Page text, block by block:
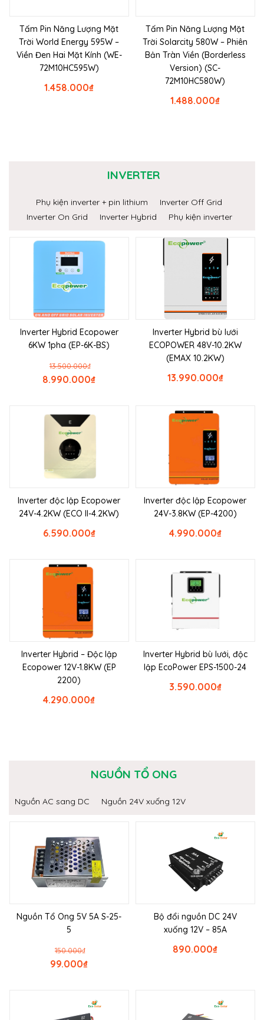
Tấm Pin Năng Lượng Mặt
Trời World Energy 595W –
Viền Đen Hai Mặt Kính (WE-
72M10HC595W)
₫
1.458.000
Tấm Pin Năng Lượng Mặt
Trời Solarcity 580W – Phiên
Bản Tràn Viền (Borderless
Version) (SC-
72M10HC580W)
₫
1.488.000
INVERTER
Phụ kiện inverter + pin lithium
Inverter Off Grid
Inverter On Grid
Inverter Hybrid Phụ kiện inverter
Inverter Hybrid Ecopower
6KW 1pha (EP-6K-BS)
₫
13.500.000
₫
8.990.000
Inverter Hybrid bù lưới
ECOPOWER 48V-10.2KW
(EMAX 10.2KW)
₫
13.990.000
Inverter độc lập Ecopower
24V-4.2KW (ECO II-4.2KW)
₫
6.590.000
Inverter độc lập Ecopower
24V-3.8KW (EP-4200)
₫
4.990.000
Inverter Hybrid – Độc lập
Ecopower 12V-1.8KW (EP
2200)
₫
4.290.000
Inverter Hybrid bù lưới, độc
lập EcoPower EPS-1500-24
₫
3.590.000
NGUỒN TỔ ONG
Nguồn AC sang DC Nguồn 24V xuống 12V
Nguồn Tổ Ong 5V 5A S-25-
5
₫
150.000
₫
99.000
Bộ đổi nguồn DC 24V
xuống 12V – 85A
₫
890.000